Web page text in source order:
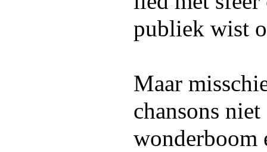
publiek wist
Maar
chansons
wonderboom